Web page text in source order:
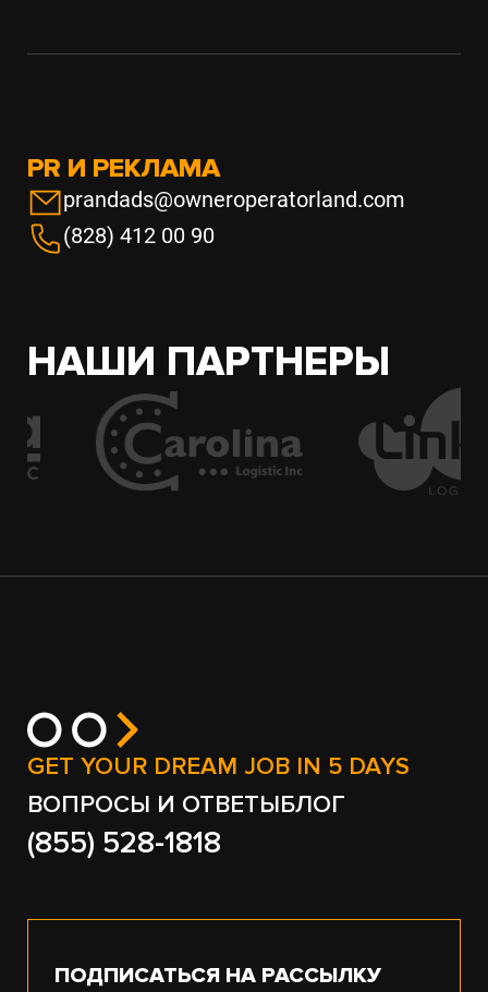
PR И РЕКЛАМА
prandads@owneroperatorland.com
(828) 412 00 90
НАШИ ПАРТНЕРЫ
ВОПРОСЫ И ОТВЕТЫБЛОГ
GET YOUR DREAM JOB IN 5 DAYS
(855) 528-1818
ПОДПИСАТЬСЯ НА РАССЫЛКУ